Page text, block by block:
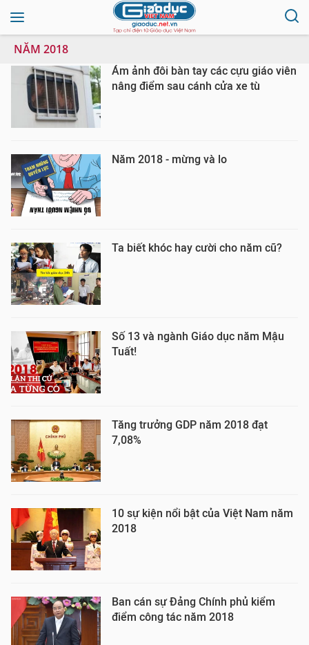
NĂM 2018
Ám ảnh đôi bàn tay các cựu giáo viên
nâng điểm sau cánh cửa xe tù
Năm 2018 - mừng và lo
Ta biết khóc hay cười cho năm cũ?
Số 13 và ngành Giáo dục năm Mậu
Tuất!
Tăng trưởng GDP năm 2018 đạt
7,08%
10 sự kiện nổi bật của Việt Nam năm
2018
Ban cán sự Đảng Chính phủ kiểm
điểm công tác năm 2018